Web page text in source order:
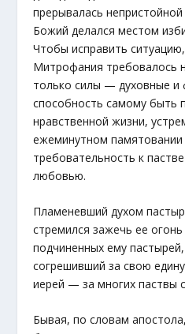
прерывалась
Божий делался местом
Чтобы исправить
Митрофания требовалось
только силы — духовные и
способность самому быть
нравственной жизни,
ежеминутном
требовательность к
любовью.
Пламеневший духом
стремился зажечь ее
подчиненных ему
согрешивший за свою
иерей — за многих паствы
Бывая, по словам